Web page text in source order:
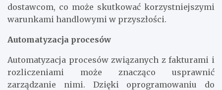
dostawcom, co może skutkować korzystniejszymi
warunkami handlowymi w przyszłości.
Automatyzacja procesów
Automatyzacja procesów związanych z fakturami i
rozliczeniami może znacząco usprawnić
zarządzanie nimi. Dzięki oprogramowaniu do